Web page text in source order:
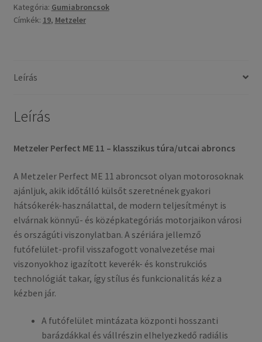
-
19
gumi)
Kategória: Gumiabroncsok
Címkék: 19, Metzeler
Leírás
Leírás
Metzeler Perfect ME 11 – klasszikus túra/utcai abroncs
A Metzeler Perfect ME 11 abroncsot olyan motorosoknak
ajánljuk, akik időtálló külsőt szeretnének gyakori
hátsókerék-használattal, de modern teljesítményt is
elvárnak könnyű- és középkategóriás motorjaikon városi
és országúti viszonylatban. A szériára jellemző
futófelület-profil visszafogott vonalvezetése mai
viszonyokhoz igazított keverék- és konstrukciós
technológiát takar, így stílus és funkcionalitás kéz a
kézben jár.
A futófelület mintázata központi hosszanti
barázdákkal és vállrészin elhelyezkedő radiális